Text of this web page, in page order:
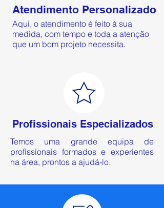
Atendimento Personalizado
Aqui, o atendimento é feito à sua
medida, com tempo e toda a atenção
que um bom projeto necessita.
Profissionais Especializados
Temos uma grande equipa de
profissionais formados e experientes
na área, prontos a ajudá-lo.